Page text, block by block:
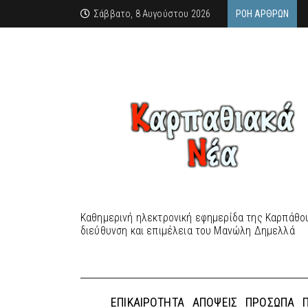
Σάββατο, 8 Αυγούστου 2026 ΡΟΉ ΆΡΘΡΩΝ
Καθημερινή ηλεκτρονική εφημερίδα της
διεύθυνση και επιμέλεια του Μανώλη Δημελλά
ΕΠΙΚΑΙΡΌΤΗΤΑ ΑΠΌΨΕΙΣ ΠΡΌΣΩΠΑ